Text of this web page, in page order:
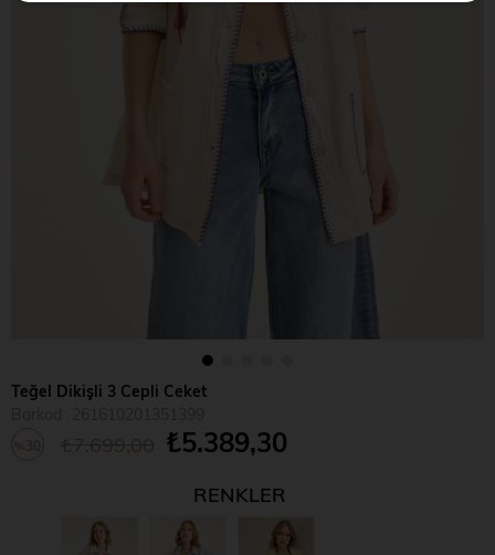
Teğel Dikişli 3 Cepli Ceket
₺5.389,30
RENKLER